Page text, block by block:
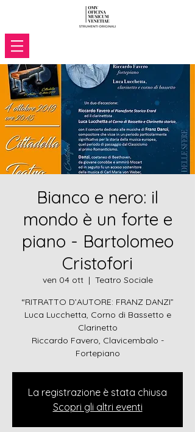
Bianco e nero: il
mondo è un forte e
piano - Bartolomeo
Cristofori
ven 04 ott
  |
Teatro Sociale
“RITRATTO D’AUTORE: FRANZ DANZI”
Luca Lucchetta, Corno di Bassetto e
Clarinetto
Riccardo Favero, Clavicembalo -
Fortepiano
La registrazione è stata chiusa
Scopri gli altri eventi